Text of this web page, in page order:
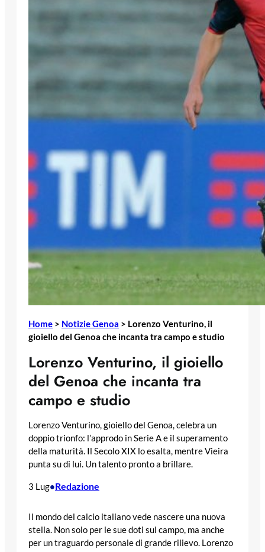
Home > Notizie Genoa > Lorenzo Venturino, il
gioiello del Genoa che incanta tra campo e studio
Lorenzo Venturino, il gioiello
del Genoa che incanta tra
campo e studio
Lorenzo Venturino, gioiello del Genoa, celebra un
doppio trionfo: l’approdo in Serie A e il superamento
della maturità. Il Secolo XIX lo esalta, mentre Vieira
punta su di lui. Un talento pronto a brillare.
3 Lug•Redazione
Il mondo del calcio italiano vede nascere una nuova
stella. Non solo per le sue doti sul campo, ma anche
per un traguardo personale di grande rilievo. Lorenzo